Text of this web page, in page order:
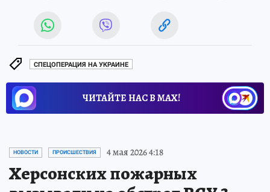
СПЕЦОПЕРАЦИЯ НА УКРАИНЕ
ЧИТАЙТЕ НАС В МАХ!
НОВОСТИ ПРОИСШЕСТВИЯ 4 мая 2026 4:18
Херсонских пожарных